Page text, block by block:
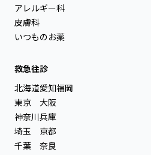
アレルギー科
皮膚科
いつものお薬
救急往診
北海道
東京
神奈川
埼玉
千葉
愛知
大阪
兵庫
京都
奈良
福岡